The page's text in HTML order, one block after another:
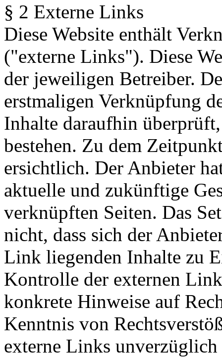
§ 2 Externe Links
Diese Website enthält
("externe Links"). Diese
der jeweiligen Betreiber.
erstmaligen Verknüpfung
Inhalte daraufhin
bestehen. Zu dem
ersichtlich. Der Anbieter
aktuelle und zukünftige
verknüpften Seiten. Das
nicht, dass sich der
Link liegenden Inhalte zu
Kontrolle der externen
konkrete Hinweise auf
Kenntnis von
externe Links unverzüglich